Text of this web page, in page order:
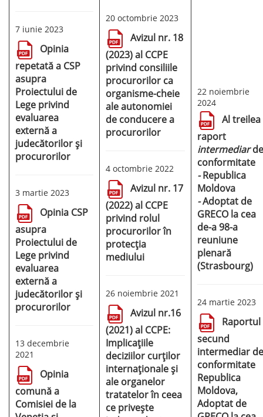
7 iunie 2023
Opinia
repetată a CSP
asupra
Proiectului de
Lege privind
evaluarea
externă a
judecătorilor și
procurorilor
3 martie 2023
Opinia CSP
asupra
Proiectului de
Lege privind
evaluarea
externă a
judecătorilor și
procurorilor
13 decembrie
2021
Opinia
comună a
Comisiei de la
20 octombrie 2023
Avizul nr. 18
(2023) al CCPE
privind consiliile
procurorilor ca
organisme-cheie
ale autonomiei
de conducere a
procurorilor
4 octombrie 2022
Avizul nr. 17
(2022) al CCPE
privind rolul
procurorilor în
protecția
mediului
26 noiembrie 2021
Avizul nr.16
(2021) al CCPE:
Implicațiile
deciziilor curților
internaționale și
ale organelor
tratatelor în ceea
ce privește
22 noiembrie
2024
Al treilea
raport
intermediarde
conformitate
-Republica
Moldova
-Adoptat de
GRECO la cea
de-a 98-a
reuniune
plenară
(Strasbourg)
24 martie 2023
Raportul
secund
intermediar de
conformitate
Republica
Moldova,
Adoptat de